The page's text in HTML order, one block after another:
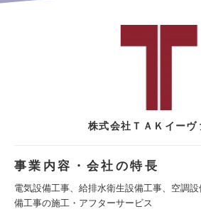
株式会社ＴＡＫイーヴ
事業内容・会社の特長
電気設備工事、給排水衛生設備工事、空調
備工事の施工・アフターサービス